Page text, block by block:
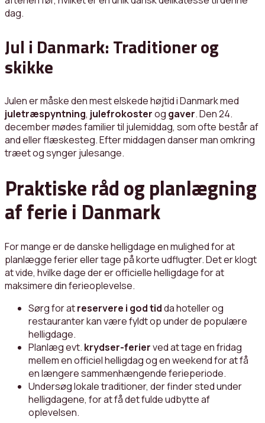
dag.
Jul i Danmark: Traditioner og
skikke
Julen er måske den mest elskede højtid i Danmark med
juletræspyntning, julefrokosterog gaver. Den 24.
december mødes familier til julemiddag, som ofte består af
and eller flæskesteg. Efter middagen danser man omkring
træet og synger julesange.
Praktiske råd og planlægning
af ferie i Danmark
For mange er de danske helligdage en mulighed for at
planlægge ferier eller tage på korte udflugter. Det er klogt
at vide, hvilke dage der er officielle helligdage for at
maksimere din ferieoplevelse.
Sørg for atreservere i god tidda hoteller og
restauranter kan være fyldt op under de populære
helligdage.
Planlæg evt. krydser-ferierved at tage en fridag
mellem en officiel helligdag og en weekend for at få
en længere sammenhængende ferieperiode.
Undersøg lokale traditioner, der finder sted under
helligdagene, for at få det fulde udbytte af
oplevelsen.